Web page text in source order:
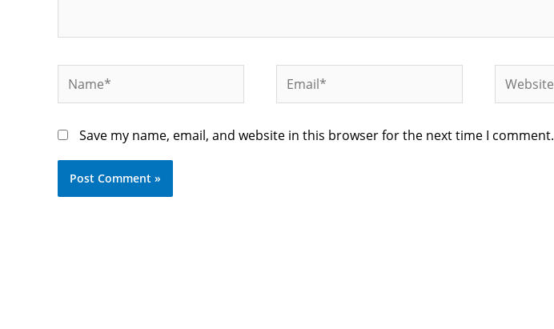
Name* Email* Website
Save my name, email, and website in this browser for the next time I comment.